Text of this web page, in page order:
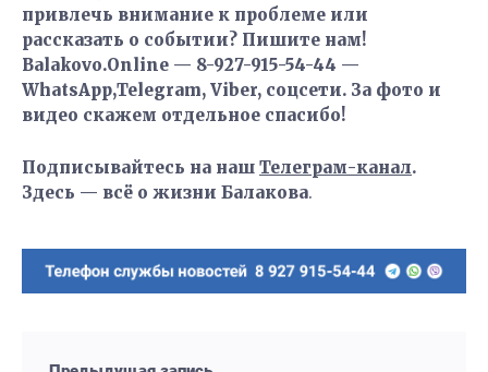
привлечь внимание к проблеме или
рассказать о событии? Пишите нам!
Balakovo.Online — 8-927-915-54-44 —
WhatsApp,Telegram, Viber, соцсети. За фото и
видео скажем отдельное спасибо!
Подписывайтесь на наш Телеграм-канал.
Здесь — всё о жизни Балакова.